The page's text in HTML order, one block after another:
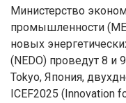
Министерство
промышленности
новых
(NEDO) проведут 8 и
Tokyo, Япония,
ICEF2025 (Innovation